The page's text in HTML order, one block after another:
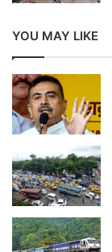
YOU MAY LIKE